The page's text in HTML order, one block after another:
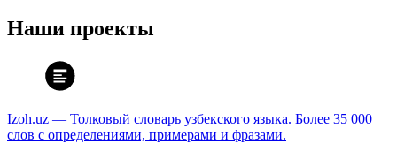
Наши проекты
Izoh.uz — Толковый словарь узбекского языка. Более 35 000
слов с определениями, примерами и фразами.